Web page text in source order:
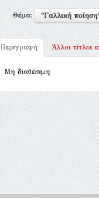
Θέμα: "Γαλλική
Περιγραφή Άλλοι τίτλοι
Μη διαθέσιμη